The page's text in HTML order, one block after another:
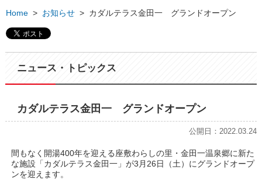
Home > お知らせ > カダルテラス金田一 グランドオープン
ニュース・トピックス
カダルテラス金田一 グランドオープン
公開日：2022.03.24
間もなく開湯400年を迎える座敷わらしの里・金田一温泉郷に新た
な施設「カダルテラス金田一」が3月26日（土）にグランドオープ
ンを迎えます。